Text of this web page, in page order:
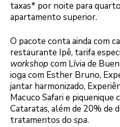
taxas* por noite para
apartamento superior.
O pacote conta ainda com
restaurante Ipê, tarifa
workshopcom Lívia de
ioga com Esther Bruno,
jantar harmonizado,
Macuco Safari e piquenique
Cataratas, além de 20% de
tratamentos do spa.